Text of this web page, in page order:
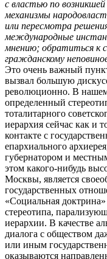
с властью по
механизмы
или пересмотра
международные
мнению; обратиться к
гражданскому
Это очень важный
вызвал большую
революционно. В
определенный
тоталитарного
иерархия сейчас как и
контакте с
епархиального
губернатором и
этом какого-нибудь
Москвы, является
государственных
«Социальная доктрина»
стереотипа,
иерархии. В качестве
диалога с обществом
или иным
оказываются